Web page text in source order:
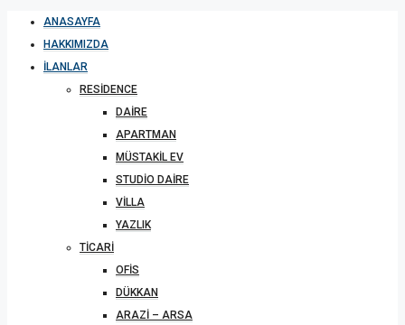
ANASAYFA
HAKKIMIZDA
İLANLAR
RESIDENCE
DAIRE
APARTMAN
MÜSTAKIL EV
STUDIO DAIRE
VILLA
YAZLIK
TICARI
OFIS
DÜKKAN
ARAZI – ARSA